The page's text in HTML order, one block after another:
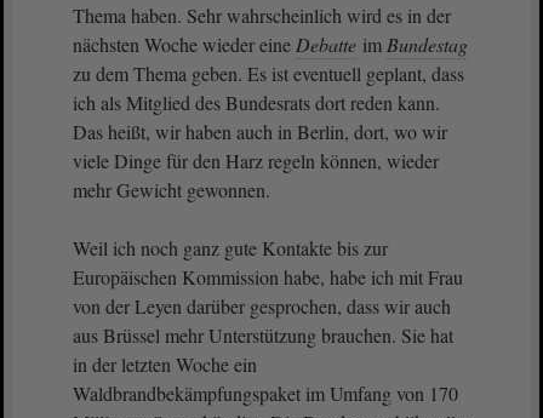
Thema haben. Sehr wahrscheinlich wird es in der
nächsten Woche wieder eine Debatte im Bundestag
zu dem Thema geben. Es ist eventuell geplant, dass
ich als Mitglied des Bundesrats dort reden kann.
Das heißt, wir haben auch in Berlin, dort, wo wir
viele Dinge für den Harz regeln können, wieder
mehr Gewicht gewonnen.
Weil ich noch ganz gute Kontakte bis zur
Europäischen Kommission habe, habe ich mit Frau
von der Leyen darüber gesprochen, dass wir auch
aus Brüssel mehr Unterstützung brauchen. Sie hat
in der letzten Woche ein
Waldbrandbekämpfungspaket im Umfang von 170